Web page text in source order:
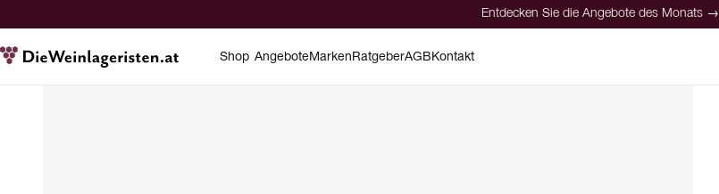
Entdecken Sie die Angebote des Monats →
Shop AngeboteMarkenRatgeberAGBKontakt